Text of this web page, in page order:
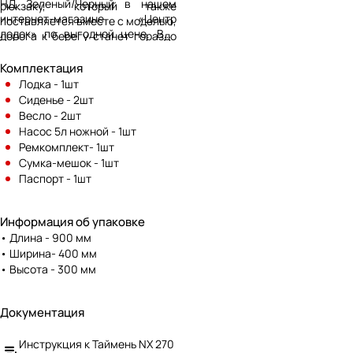
рюкзаку, который также
поставляется вместе с моделью,
дорога к берегу станет гораздо
лодки составляет 220 кг, а вес
полного комплекта всего 16 кг.
НД Зеленый/Черный в нашем
интернет-магазине «Центр
лодок» по выгодной цене. Вас
продукции и лучшие условия
доставки, а по телефону,
указанному на сайте, менеджеры
с удовольствием ответят на ваш
вопрос и предоставят
дополнительные сведения.
Комплектация
Лодка - 1шт
Сиденье - 2шт
Весло - 2шт
Насос 5л ножной - 1шт
Ремкомплект- 1шт
Сумка-мешок - 1шт
Паспорт - 1шт
Информация об упаковке
• Длина - 900 мм
• Ширина- 400 мм
• Высота - 300 мм
Документация
Инструкция к Таймень NX 270